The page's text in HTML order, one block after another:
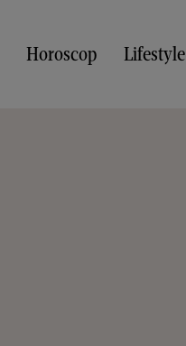
Horoscop Lifestyle